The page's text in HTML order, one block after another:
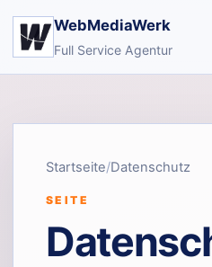
WebMediaWerk
Full Service Agentur
Startseite Datenschutz
SEITE